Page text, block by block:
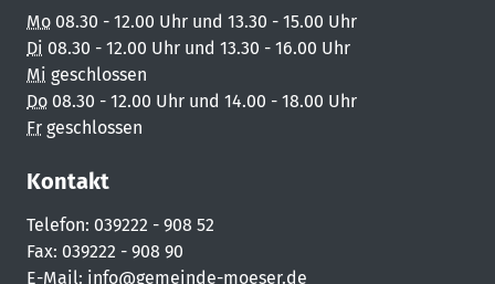
Mo 08.30 - 12.00 Uhr und 13.30 - 15.00 Uhr
Di 08.30 - 12.00 Uhr und 13.30 - 16.00 Uhr
Mi geschlossen
Do 08.30 - 12.00 Uhr und 14.00 - 18.00 Uhr
Fr geschlossen
Kontakt
Telefon: 039222 - 908 52
Fax: 039222 - 908 90
E-Mail: info@gemeinde-moeser.de